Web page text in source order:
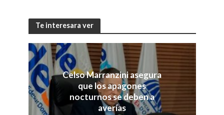
Te interesara ver
Celso Marranzini asegura
que los apagones
nocturnos se deben a
averías